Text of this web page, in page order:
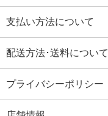
支払い方法について
配送方法･送料について
プライバシーポリシー